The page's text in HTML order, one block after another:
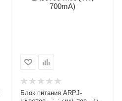
Блок питания ARPJ-